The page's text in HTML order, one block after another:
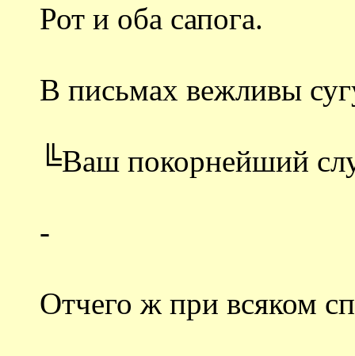
Рот и оба сапога.
В письмах вежливы
╚Ваш покорнейший
-
Отчего ж при всяком